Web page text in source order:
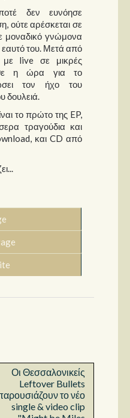
δεν ευνόησε
ούτε αρέσκεται σε
μοναδικό γνώμονα
εαυτό του. Μετά από
με live σε μικρές
η ώρα για το
τον ήχο του
δουλειά.
το πρώτο της EP,
τραγούδια και
και CD από
Οι Θεσσαλονικείς
Leftover Bullets
το νέο
single & video clip